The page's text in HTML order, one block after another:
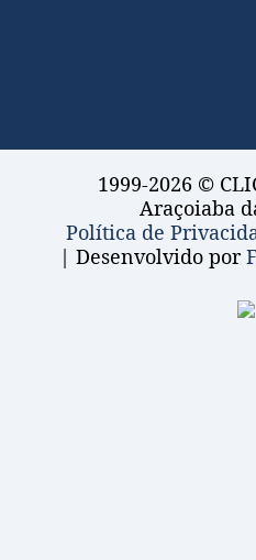
1999-2026 ©
Araçoiaba
Política de
| Desenvolvido por